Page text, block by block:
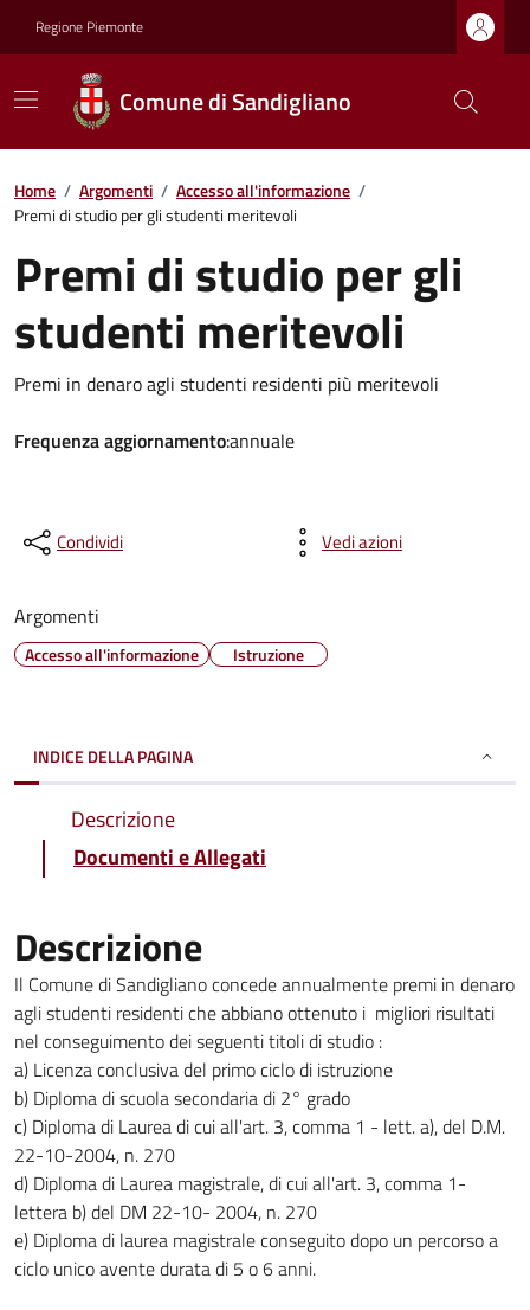
Regione Piemonte
Comune di Sandigliano
Home / Argomenti / Accesso all'informazione /
Premi di studio per gli studenti meritevoli
Premi di studio per gli
studenti meritevoli
Premi in denaro agli studenti residenti più meritevoli
Frequenza aggiornamento:annuale
Condividi Vedi azioni
Argomenti
Accesso all'informazione Istruzione
INDICE DELLA PAGINA
Descrizione
Documenti e Allegati
Descrizione
Il Comune di Sandigliano concede annualmente premi in denaro
agli studenti residenti che abbiano ottenuto i migliori risultati
nel conseguimento dei seguenti titoli di studio :
a) Licenza conclusiva del primo ciclo di istruzione
b) Diploma di scuola secondaria di 2° grado
c) Diploma di Laurea di cui all'art. 3, comma 1 - lett. a), del D.M.
22-10-2004, n. 270
d) Diploma di Laurea magistrale, di cui all'art. 3, comma 1-
lettera b) del DM 22-10- 2004, n. 270
e) Diploma di laurea magistrale conseguito dopo un percorso a
ciclo unico avente durata di 5 o 6 anni.